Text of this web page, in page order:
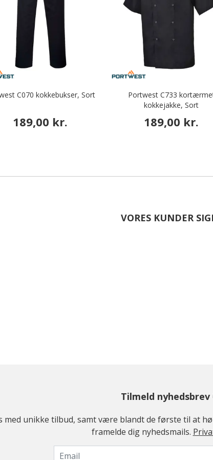
C070 kokkebukser, Sort
189,00 kr.
Portwest C733
kokkejakke, Sort
189,00 kr.
VORES KUNDER
Tilmeld nyhedsbrev
med unikke tilbud, samt være blandt de første til at
framelde dig nyhedsmails.